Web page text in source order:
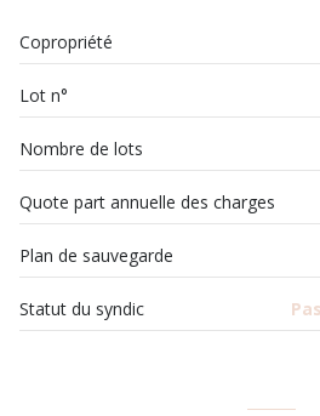
balcon
chambre
salle de bain
WC
Copropriété
Lot n°
Nombre de lots
Quote part annuelle des charges
Plan de sauvegarde
Statut du syndic